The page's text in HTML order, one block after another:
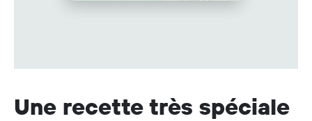
Une recette très spéciale